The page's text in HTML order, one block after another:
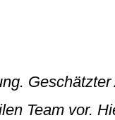
Geschätzter
Team vor.